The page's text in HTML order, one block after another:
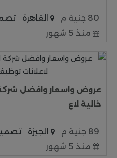
80 جنية م القاهرة
منذ 5 شهور
عروض واسعار وافضل
خالية لاع
89 جنية م الجيزة
منذ 5 شهور